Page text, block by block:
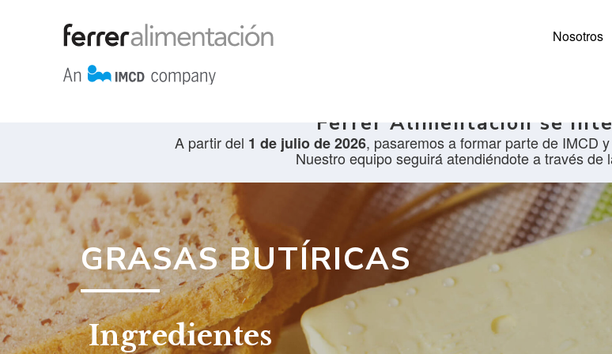
Nosotros
Ferrer Alimentación se
A partir del 1 de julio de 2026, pasaremos a formar parte de IMCD
Nuestro equipo seguirá atendiéndote a través de
GRASAS BUTÍRICAS
Ingredientes